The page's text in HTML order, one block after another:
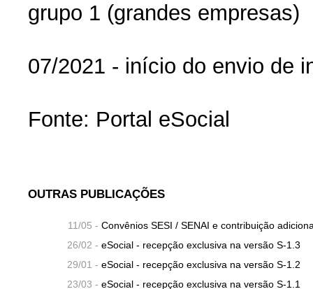
grupo 1 (grandes empresas)
07/2021 - início do envio de
Fonte: Portal eSocial
OUTRAS PUBLICAÇÕES
11/05 - Convênios SESI / SENAI e contribuição
26/02 - eSocial - recepção exclusiva na versão S-1.3
29/01 - eSocial - recepção exclusiva na versão S-1.2
23/03 - eSocial - recepção exclusiva na versão S-1.1